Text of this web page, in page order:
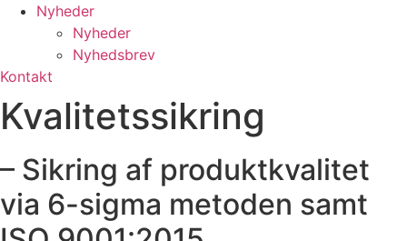
Nyheder
Nyheder
Nyhedsbrev
Kontakt
Kvalitetssikring
– Sikring af produktkvalitet
via 6-sigma metoden samt